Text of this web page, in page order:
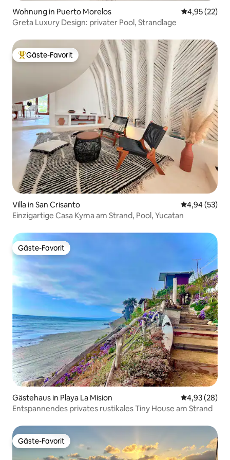
Wohnung in Puerto Morelos
4,95 (22)
Greta Luxury Design: privater Pool, Strandlage
Beliebter Gäste-Favorit.
Gäste-Favorit
Villa in San Crisanto
4,94 (53)
Einzigartige Casa Kyma am Strand, Pool, Yucatan
Gäste-Favorit
Gäste-Favorit
Gästehaus in Playa La Mision
4,93 (28)
Entspannendes privates rustikales Tiny House am Strand
Gäste-Favorit
Gäste-Favorit